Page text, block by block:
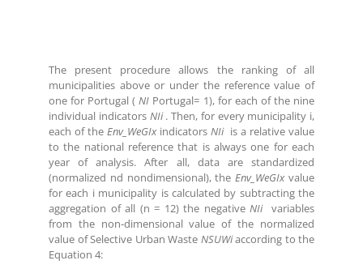
The present procedure allows the ranking of all
municipalities above or under the reference value of
one for Portugal (NI Portugal= 1), for each of the nine
individual indicators NIi. Then, for every municipality i,
each of the Env_WeGIxindicators NIiis a relative value
to the national reference that is always one for each
year of analysis. After all, data are standardized
(normalized nd nondimensional), theEnv_WeGIxvalue
for each i municipality is calculated by subtracting the
aggregation of all (n = 12) the negative NIi variables
from the non-dimensional value of the normalized
value of Selective Urban Waste NSUWiaccording to the
Equation 4: